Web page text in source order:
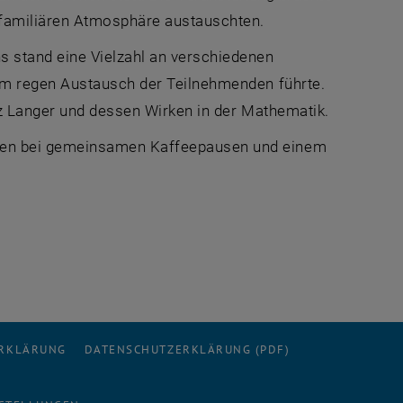
Atmosphäre austauschten.
stand eine Vielzahl an verschiedenen
regen Austausch der Teilnehmenden führte.
und dessen Wirken in der Mathematik.
bei gemeinsamen Kaffeepausen und einem
DATENSCHUTZERKLÄRUNG (PDF)